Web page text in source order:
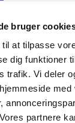
bruger
at tilpasse
dig funktioner
trafik. Vi deler
med
partnere